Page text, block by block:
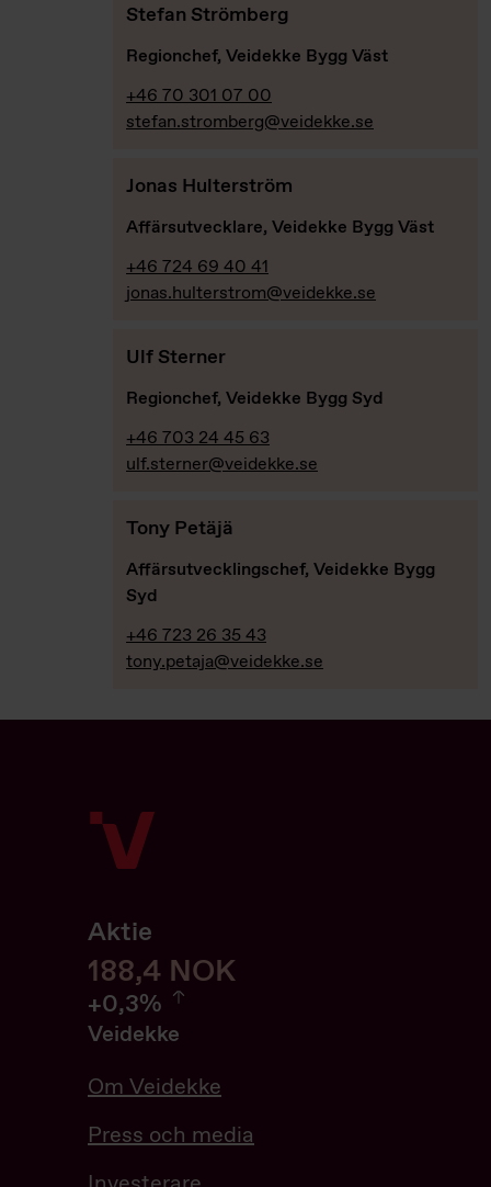
Stefan Strömberg
Regionchef, Veidekke Bygg Väst
+46 70 301 07 00
stefan.stromberg@veidekke.se
Jonas Hulterström
Affärsutvecklare, Veidekke Bygg Väst
+46 724 69 40 41
jonas.hulterstrom@veidekke.se
Ulf Sterner
Regionchef, Veidekke Bygg Syd
+46 703 24 45 63
ulf.sterner@veidekke.se
Tony Petäjä
Affärsutvecklingschef, Veidekke Bygg
Syd
+46 723 26 35 43
tony.petaja@veidekke.se
Aktie
188,6 NOK
+0,3%
0.32%
Veidekke
Om Veidekke
Press och media